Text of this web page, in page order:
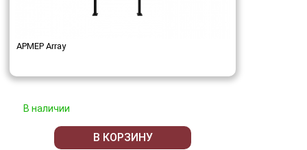
АРМЕР Array
В наличии
В КОРЗИНУ